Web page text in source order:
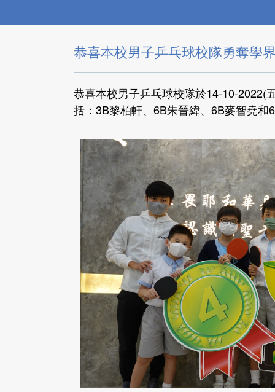
恭喜本校男子乒乓球校隊勇奪學
恭喜本校男子乒乓球校隊於14-10-2022(
括：3B黎柏軒、6B朱晉緯、6B麥智堯和